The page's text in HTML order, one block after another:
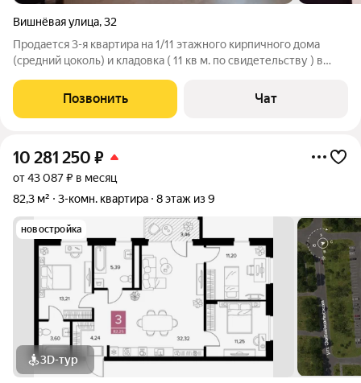
Вишнёвая улица,32
Продается 3-я квартира на 1/11 этажного кирпичного дома
(средний цоколь) и кладовка ( 11 кв м. по свидетельству ) в
качественный ремонт, Кухня-гостиная .Три изолированные
комнаты, большая
Позвонить Чат
10 281 250 ₽
от 43 087 ₽ в месяц
82,3 м²
3-комн. квартира 8 этаж из 9
новостройка
3D-тур